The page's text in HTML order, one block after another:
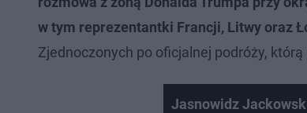
w tym reprezentantki Francji, Litwy oraz
Zjednoczonych po oficjalnej podróży,
Jasnowidz